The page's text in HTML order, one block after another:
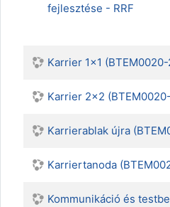
fejlesztése - RRF
Karrier 1x1 (BTEM0020-
Karrier 2x2
Karrierablak újra
Karriertanoda
Kommunikáció és